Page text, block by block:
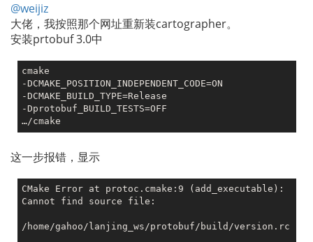
@weijiz
大佬，我按照那个网址重新装cartographer。
安装prtobuf 3.0中
cmake
-DCMAKE_POSITION_INDEPENDENT_CODE=ON
-DCMAKE_BUILD_TYPE=Release
-Dprotobuf_BUILD_TESTS=OFF
这一步报错，显示
CMake Error at protoc.cmake:9 (add_executable):
Cannot find source file:
/home/gahoo/lanjing_ws/protobuf/build/version.rc